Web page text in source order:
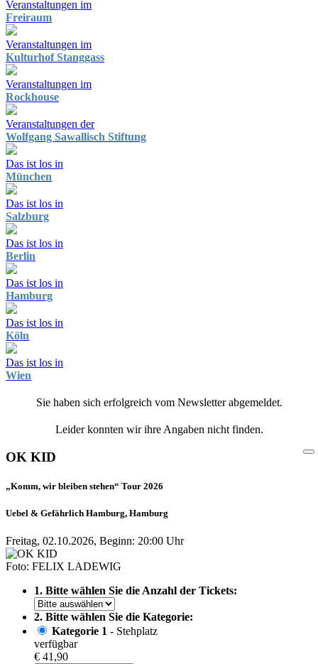
Veranstaltungen im
Freiraum
Veranstaltungen im
Kulturhof Stanggass
Veranstaltungen im
Rockhouse
Veranstaltungen der
Wolfgang Sawallisch Stiftung
Das ist los in
München
Das ist los in
Salzburg
Das ist los in
Berlin
Das ist los in
Hamburg
Das ist los in
Köln
Das ist los in
Wien
Sie haben sich erfolgreich vom Newsletter abgemeldet.
Leider konnten wir ihre Angaben nicht finden.
OK KID
„Komm, wir bleiben stehen“ Tour 2026
Uebel & Gefährlich Hamburg, Hamburg
Freitag, 02.10.2026, Beginn: 20:00 Uhr
Foto: FELIX LADEWIG
1. Bitte wählen Sie die Anzahl der Tickets:
2. Bitte wählen Sie die Kategorie:
Kategorie 1 - Stehplatz
verfügbar
€ 41,90